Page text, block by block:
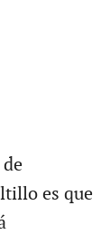
es que